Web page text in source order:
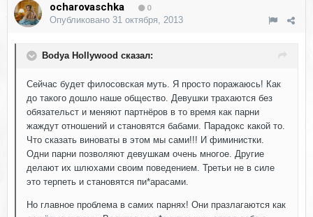
ocharovaschka 0
Опубликовано 31 октября, 2013
Bodya Hollywood сказал:
Сейчас будет филосовская муть. Я просто поражаюсь! Как
до такого дошло наше общество. Девушки трахаются без
обязательст и меняют партнёров в то время как парни
жаждут отношений и становятся бабами. Парадокс какой то.
Что сказать виноваты в этом мы сами!!! И фиминистки.
Одни парни позволяют девушкам очень многое. Другие
делают их шлюхами своим поведением. Третьи не в силе
это терпеть и становятся пи*арасами.
Но главное проблема в самих парнях! Они празлагаются как